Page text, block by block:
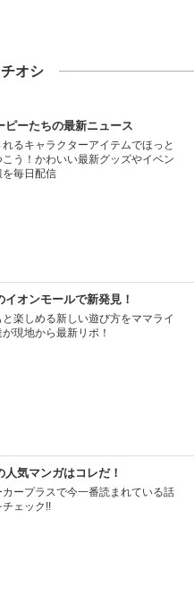
オシ
ピーたちの最新ニュース
るキャラクターアイテムでほっと
こう！かわいい最新グッズやイベン
を毎日配信
イオンモールで新発見！
と楽しめる新しい遊び方をママライ
現地から最新リポ！
人気マンガはコレだ！
カープラスで今一番読まれている話
チェック!!